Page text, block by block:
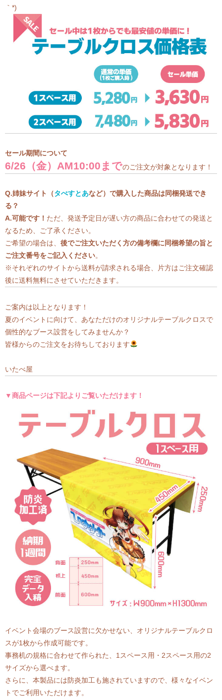
｀*)
セール期間について
6/26（金）AM10:00までのご注文が対象となります！
Q.姉妹サイト（タぺすとあなど）で購入した商品は同梱発送でき
る？
A.可能です！ ただ、発送予定日が遅い方の商品に合わせての発送と
なるため、ご了承ください。
ご希望の場合は、 後でご注文いただく方の備考欄に同梱希望の旨と
ご注文番号をご記入ください。
※それぞれのサイトから送料が請求される場合、片方はご注文確認
後に送料無料にさせていただきます。
ご案内は以上となります！
夏のイベントに向けて、あなただけのオリジナルテーブルクロスで
個性的なブース設営をしてみませんか？
皆様からのご注文をお待ちしております
いたべ屋
▼商品ページは下記よりご覧いただけます！
イベント会場のブース設営に欠かせない、オリジナルテーブルクロ
スが1枚から作成可能です。
事務机の規格に合わせて作られた、1スペース用・2スペース用の2
サイズから選べます。
さらに、本製品には防炎加工も施されていますので、様々なイベン
トでご利用いただけます。